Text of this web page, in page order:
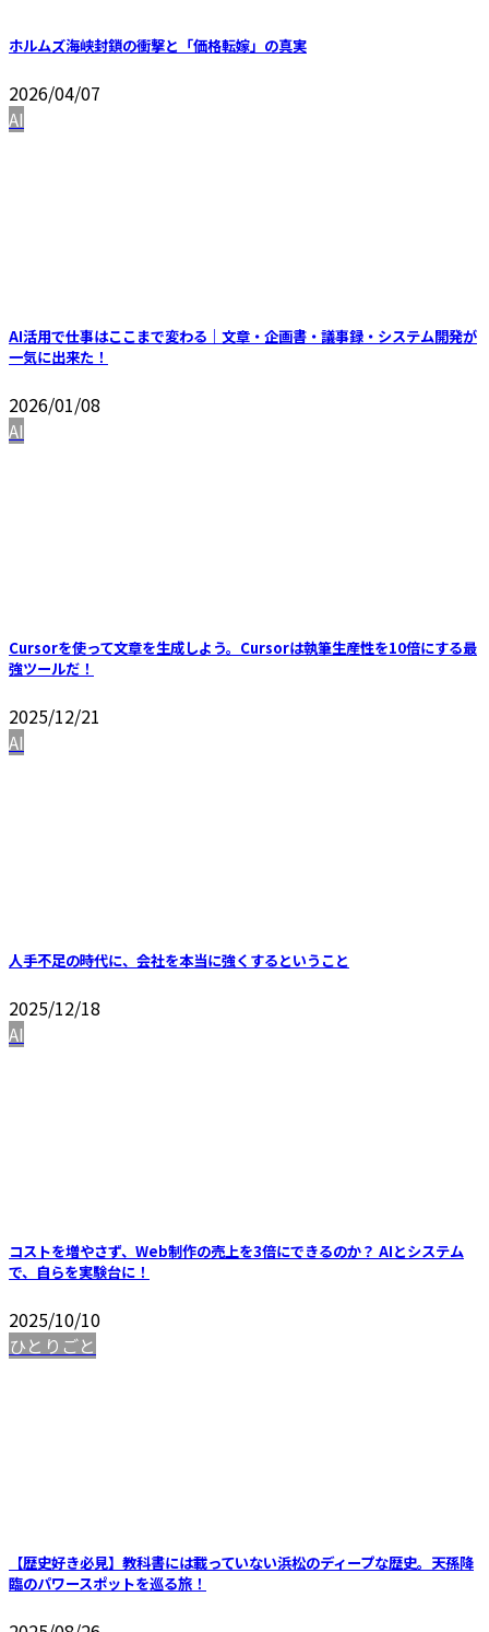
ホルムズ海峡封鎖の衝撃と「価格転嫁」の真実
2026/04/07
AI
AI活用で仕事はここまで変わる｜文章・企画書・議事録・システム開発が
一気に出来た！
2026/01/08
AI
Cursorを使って文章を生成しよう。Cursorは執筆生産性を10倍にする最
強ツールだ！
2025/12/21
AI
人手不足の時代に、会社を本当に強くするということ
2025/12/18
AI
コストを増やさず、Web制作の売上を3倍にできるのか？ AIとシステム
で、自らを実験台に！
2025/10/10
ひとりごと
【歴史好き必見】教科書には載っていない浜松のディープな歴史。天孫降
臨のパワースポットを巡る旅！